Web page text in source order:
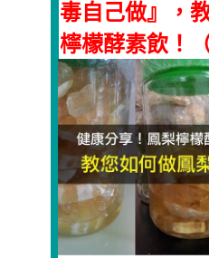
毒自己做』，
檸檬酵素飲！